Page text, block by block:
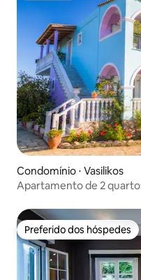
Condomínio ⋅ Vasilikos
Apartamento de 2
Preferido dos hóspedes
Preferido dos hóspedes